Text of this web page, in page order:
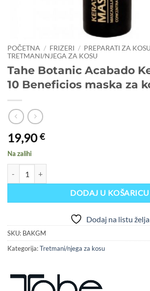
POČETNA / FRIZERI / PREPARATI ZA KOSU
TRETMANI/NJEGA ZA KOSU
Tahe Botanic Acabado
10 Beneficios maska za
19,90€
Na zalihi
DODAJ U KOŠARICU
Dodaj na listu želja
SKU: BAKGM
Kategorija:Tretmani/njega za kosu